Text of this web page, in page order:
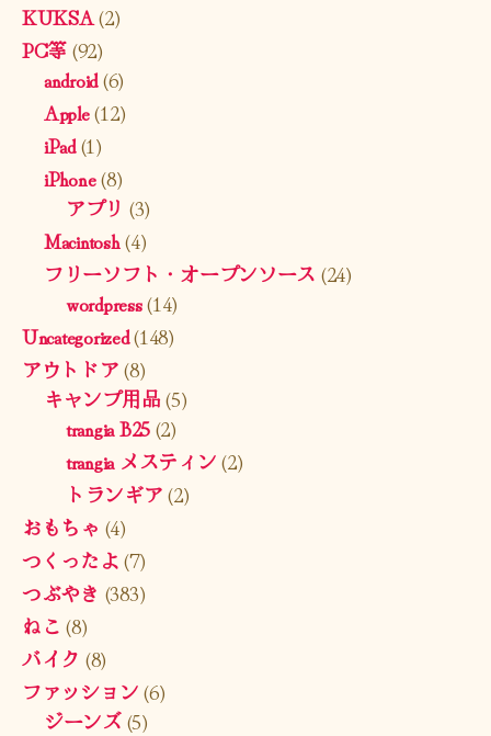
KUKSA(2)
PC等(92)
android(6)
Apple(12)
iPad(1)
iPhone(8)
アプリ (3)
Macintosh(4)
フリーソフト・オープンソース (24)
wordpress(14)
Uncategorized(148)
アウトドア(8)
キャンプ用品(5)
trangia B25(2)
trangia メスティン(2)
トランギア(2)
おもちゃ (4)
つくったよ(7)
つぶやき (383)
ねこ (8)
バイク (8)
ファッション(6)
ジーンズ(5)